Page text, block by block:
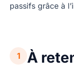
passifs grâce à
1
À